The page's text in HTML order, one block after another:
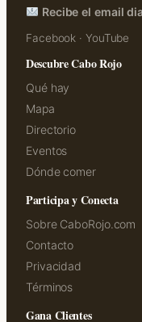
Recibe el email
Facebook · YouTube
Descubre Cabo Rojo
Qué hay
Mapa
Directorio
Eventos
Dónde comer
Participa y Conecta
Sobre CaboRojo.com
Contacto
Privacidad
Términos
Gana Clientes